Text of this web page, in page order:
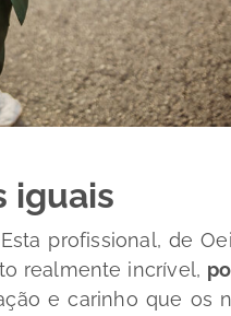
iguais
Esta profissional, de
realmente incrível,
e carinho que os